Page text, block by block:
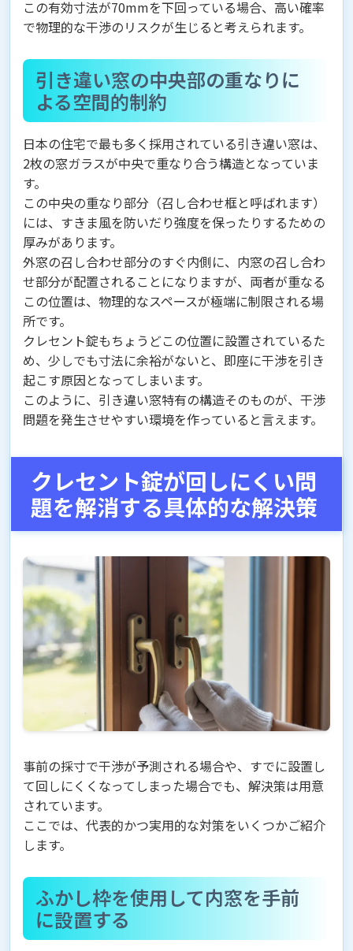
この有効寸法が70mmを下回っている場合、高い確率
で物理的な干渉のリスクが生じると考えられます。
引き違い窓の中央部の重なりに
よる空間的制約
日本の住宅で最も多く採用されている引き違い窓は、
2枚の窓ガラスが中央で重なり合う構造となっていま
す。
この中央の重なり部分（召し合わせ框と呼ばれます）
には、すきま風を防いだり強度を保ったりするための
厚みがあります。
外窓の召し合わせ部分のすぐ内側に、内窓の召し合わ
せ部分が配置されることになりますが、両者が重なる
この位置は、物理的なスペースが極端に制限される場
所です。
クレセント錠もちょうどこの位置に設置されているた
め、少しでも寸法に余裕がないと、即座に干渉を引き
起こす原因となってしまいます。
このように、引き違い窓特有の構造そのものが、干渉
問題を発生させやすい環境を作っていると言えます。
クレセント錠が回しにくい問
題を解消する具体的な解決策
事前の採寸で干渉が予測される場合や、すでに設置し
て回しにくくなってしまった場合でも、解決策は用意
されています。
ここでは、代表的かつ実用的な対策をいくつかご紹介
します。
ふかし枠を使用して内窓を手前
に設置する